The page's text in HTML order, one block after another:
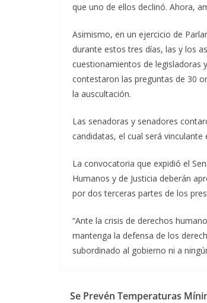
que uno de ellos declinó. Ahora,
Asimismo, en un ejercicio de
durante estos tres días, las y los
cuestionamientos de legisladoras
contestaron las preguntas de 30
la auscultación.
Las senadoras y senadores
candidatas, el cual será
La convocatoria que expidió el
Humanos y de Justicia deberán
por dos terceras partes de los
“Ante la crisis de derechos
mantenga la defensa de los
subordinado al gobierno ni a
Se Prevén Temperaturas